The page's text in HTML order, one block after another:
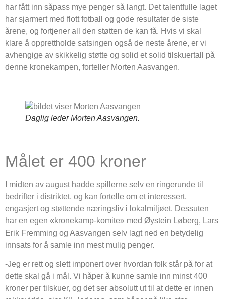
har fått inn såpass mye penger så langt. Det talentfulle laget
har sjarmert med flott fotball og gode resultater de siste
årene, og fortjener all den støtten de kan få. Hvis vi skal
klare å opprettholde satsingen også de neste årene, er vi
avhengige av skikkelig støtte og solid et solid tilskuertall på
denne kronekampen, forteller Morten Aasvangen.
Daglig leder Morten Aasvangen.
Målet er 400 kroner
I midten av august hadde spillerne selv en ringerunde til
bedrifter i distriktet, og kan fortelle om et interessert,
engasjert og støttende næringsliv i lokalmiljøet. Dessuten
har en egen «kronekamp-komite» med Øystein Løberg, Lars
Erik Fremming og Aasvangen selv lagt ned en betydelig
innsats for å samle inn mest mulig penger.
-Jeg er rett og slett imponert over hvordan folk står på for at
dette skal gå i mål. Vi håper å kunne samle inn minst 400
kroner per tilskuer, og det ser absolutt ut til at dette er innen